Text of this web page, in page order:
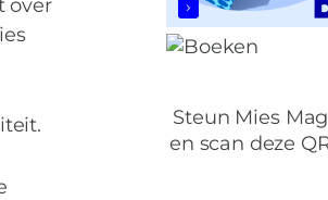
over
Steun Mies
en scan deze